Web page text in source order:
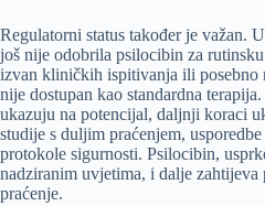
Regulatorni status također je važan.
još nije odobrila psilocibin za
izvan kliničkih ispitivanja ili posebno
nije dostupan kao standardna
ukazuju na potencijal, daljnji koraci
studije s duljim praćenjem,
protokole sigurnosti. Psilocibin,
nadziranim uvjetima, i dalje
praćenje.